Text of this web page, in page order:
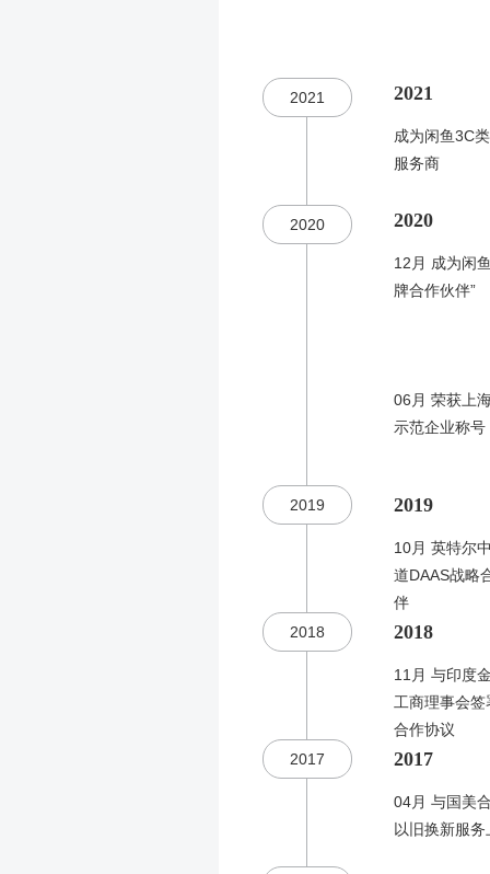
2021
2020
2019
2018
2017
2021
成为闲鱼3C
服务商
2020
12月 成为闲
牌合作伙伴”
06月 荣获上
示范企业称号
2019
10月 英特尔
道DAAS战略
伴
2018
11月 与印度
工商理事会签
合作协议
2017
04月 与国美
以旧换新服务